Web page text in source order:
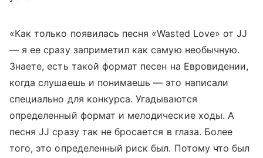
«Как только появилась песня «Wasted Love» от JJ
— я ее сразу заприметил как самую необычную.
Знаете, есть такой формат песен на Евровидении,
когда слушаешь и понимаешь — это написали
специально для конкурса. Угадываются
определенный формат и мелодические ходы. А
песня JJ сразу так не бросается в глаза. Более
того, это определенный риск был. Потому что был